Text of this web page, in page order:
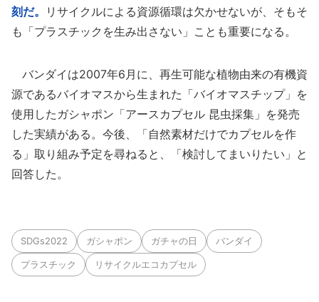
刻だ。
リサイクルによる資源循環は欠かせないが、そもそ
も「プラスチックを生み出さない」ことも重要になる。
バンダイは2007年6月に、再生可能な植物由来の有機資
源であるバイオマスから生まれた「バイオマスチップ」を
使用したガシャポン「アースカプセル 昆虫採集」を発売
した実績がある。今後、「自然素材だけでカプセルを作
る」取り組み予定を尋ねると、「検討してまいりたい」と
回答した。
SDGs2022 ガシャポン ガチャの日 バンダイ
プラスチック リサイクルエコカプセル